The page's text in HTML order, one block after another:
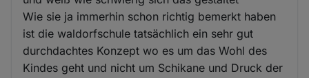
Wie sie ja immerhin schon richtig bemerkt haben
ist die waldorfschule tatsächlich ein sehr gut
durchdachtes Konzept wo es um das Wohl des
Kindes geht und nicht um Schikane und Druck der